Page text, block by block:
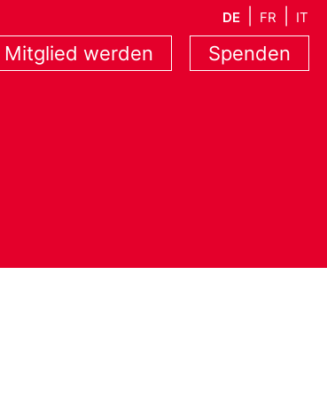
DE FR IT
Mitglied werden Spenden